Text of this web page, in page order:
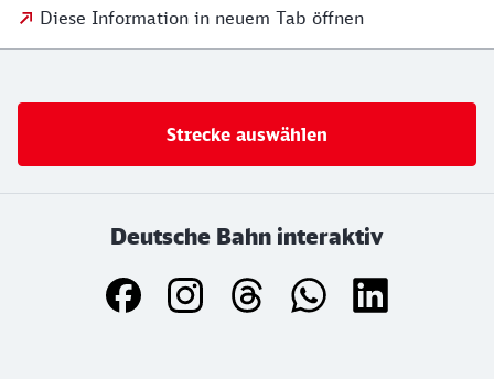
Diese Information in neuem Tab öffnen
Strecke auswählen
Deutsche Bahn interaktiv